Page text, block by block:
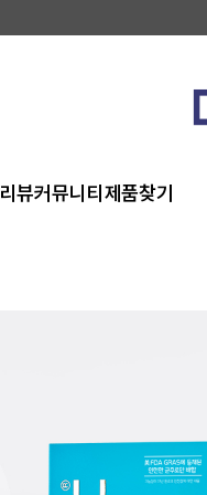
리뷰커뮤니티 제품찾기